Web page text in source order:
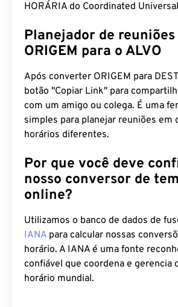
HORÁRIA do Coordinated
Planejador de reuniões
ORIGEM para o ALVO
Após converter ORIGEM para
botão "Copiar Link" para
com um amigo ou colega. É uma
simples para planejar reuniões em
horários diferentes.
Por que você deve
nosso conversor de
online?
Utilizamos o banco de dados de
IANA para calcular nossas
horário. A IANA é uma fonte
confiável que coordena e gerencia
horário mundial.